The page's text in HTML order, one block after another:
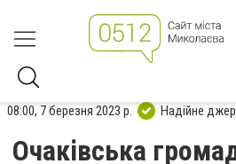
08:00, 7 березня 2023 р. Надійне
Очаківська